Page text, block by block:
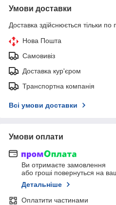
Умови доставки
Доставка здійснюється тільки по
Нова Пошта
Самовивіз
Доставка кур'єром
Транспортна компанія
Всі умови доставки
Умови оплати
Ви отримаєте замовлення
або гроші повернуться на
Детальніше
Оплатити частинами